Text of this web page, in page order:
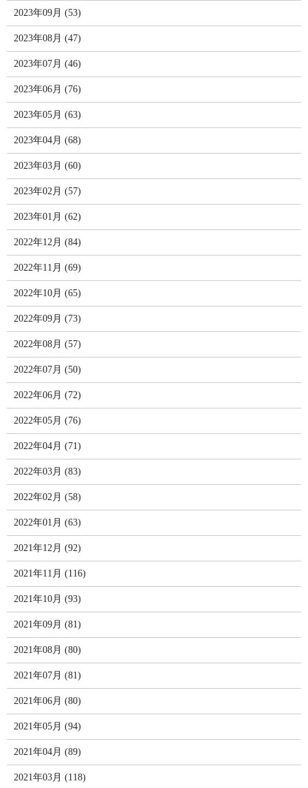
2023年09月 (53)
2023年08月 (47)
2023年07月 (46)
2023年06月 (76)
2023年05月 (63)
2023年04月 (68)
2023年03月 (60)
2023年02月 (57)
2023年01月 (62)
2022年12月 (84)
2022年11月 (69)
2022年10月 (65)
2022年09月 (73)
2022年08月 (57)
2022年07月 (50)
2022年06月 (72)
2022年05月 (76)
2022年04月 (71)
2022年03月 (83)
2022年02月 (58)
2022年01月 (63)
2021年12月 (92)
2021年11月 (116)
2021年10月 (93)
2021年09月 (81)
2021年08月 (80)
2021年07月 (81)
2021年06月 (80)
2021年05月 (94)
2021年04月 (89)
2021年03月 (118)